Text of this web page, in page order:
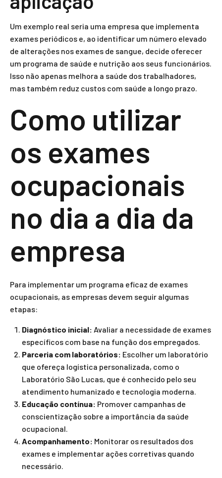
Um exemplo real seria uma empresa que implementa
exames periódicos e, ao identificar um número elevado
de alterações nos exames de sangue, decide oferecer
um programa de saúde e nutrição aos seus funcionários.
Isso não apenas melhora a saúde dos trabalhadores,
mas também reduz custos com saúde a longo prazo.
Como utilizar
os exames
ocupacionais
no dia a dia da
empresa
Para implementar um programa eficaz de exames
ocupacionais, as empresas devem seguir algumas
etapas:
Diagnóstico inicial: Avaliar a necessidade de exames
específicos com base na função dos empregados.
Parceria com laboratórios: Escolher um laboratório
que ofereça logística personalizada, como o
Laboratório São Lucas, que é conhecido pelo seu
atendimento humanizado e tecnologia moderna.
Educação contínua: Promover campanhas de
conscientização sobre a importância da saúde
ocupacional.
Acompanhamento: Monitorar os resultados dos
exames e implementar ações corretivas quando
necessário.